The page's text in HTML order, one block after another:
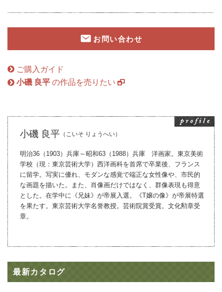
お問い合わせ
ご購入ガイド
小磯 良平 の作品を売りたい
小磯 良平 （こいそ りょうへい）
明治36（1903）兵庫～昭和63（1988）兵庫 洋画家。東京美術
学校（現：東京芸術大学）西洋画科を首席で卒業後、フランス
に留学。写実に優れ、モダンな感覚で端正な女性像や、市民的
な画題を描いた。また、肖像画だけではなく、群像表現も得意
とした。在学中に《兄妹》が帝展入選。《T嬢の像》が帝展特選
を果たす。東京芸術大学名誉教授。芸術院賞受賞。文化勲章受
章。
最新カタログ